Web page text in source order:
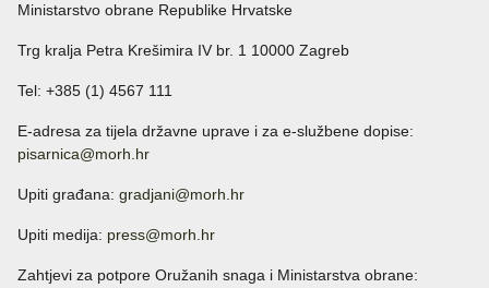
Ministarstvo obrane Republike Hrvatske
Trg kralja Petra Krešimira IV br. 1 10000 Zagreb
Tel: +385 (1) 4567 111
E-adresa za tijela državne uprave i za e-službene dopise:
pisarnica@morh.hr
Upiti građana: gradjani@morh.hr
Upiti medija: press@morh.hr
Zahtjevi za potpore Oružanih snaga i Ministarstva obrane: